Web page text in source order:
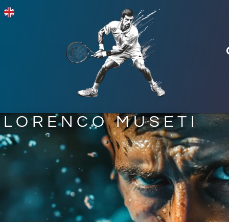
LORENCO MUSETI